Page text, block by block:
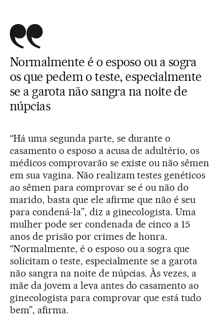
Normalmente é o esposo ou a sogra
os que pedem o teste, especialmente
se a garota não sangra na noite de
núpcias
“Há uma segunda parte, se durante o
casamento o esposo a acusa de adultério, os
médicos comprovarão se existe ou não sêmen
em sua vagina. Não realizam testes genéticos
ao sêmen para comprovar se é ou não do
marido, basta que ele afirme que não é seu
para condená-la”, diz a ginecologista. Uma
mulher pode ser condenada de cinco a 15
anos de prisão por crimes de honra.
“Normalmente, é o esposo ou a sogra que
solicitam o teste, especialmente se a garota
não sangra na noite de núpcias. Às vezes, a
mãe da jovem a leva antes do casamento ao
ginecologista para comprovar que está tudo
bem”, afirma.